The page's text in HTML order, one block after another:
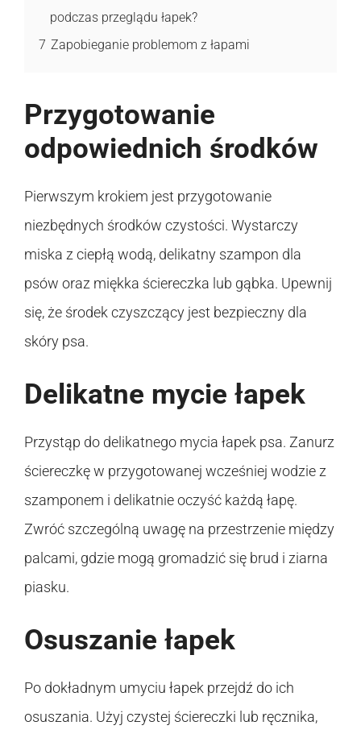
podczas przeglądu łapek?
7 Zapobieganie problemom z łapami
Przygotowanie
odpowiednich środków
Pierwszym krokiem jest przygotowanie
niezbędnych środków czystości. Wystarczy
miska z ciepłą wodą, delikatny szampon dla
psów oraz miękka ściereczka lub gąbka. Upewnij
się, że środek czyszczący jest bezpieczny dla
skóry psa.
Delikatne mycie łapek
Przystąp do delikatnego mycia łapek psa. Zanurz
ściereczkę w przygotowanej wcześniej wodzie z
szamponem i delikatnie oczyść każdą łapę.
Zwróć szczególną uwagę na przestrzenie między
palcami, gdzie mogą gromadzić się brud i ziarna
piasku.
Osuszanie łapek
Po dokładnym umyciu łapek przejdź do ich
osuszania. Użyj czystej ściereczki lub ręcznika,